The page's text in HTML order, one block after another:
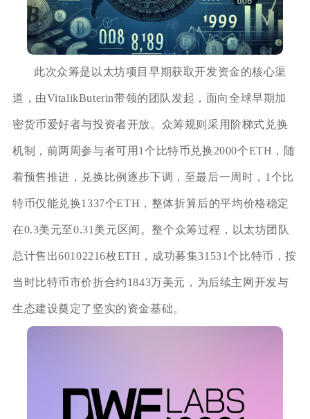
此次众筹是以太坊项目早期获取开发资金的核心渠
道，由VitalikButerin带领的团队发起，面向全球早期加
密货币爱好者与投资者开放。众筹规则采用阶梯式兑换
机制，前两周参与者可用1个比特币兑换2000个ETH，随
着预售推进，兑换比例逐步下调，至最后一周时，1个比
特币仅能兑换1337个ETH，整体折算后的平均价格稳定
在0.3美元至0.31美元区间。整个众筹过程，以太坊团队
总计售出60102216枚ETH，成功募集31531个比特币，按
当时比特币市价折合约1843万美元，为后续主网开发与
生态建设奠定了坚实的资金基础。